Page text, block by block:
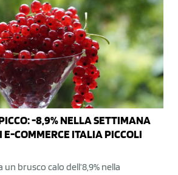
-8,9% NELLA SETTIMANA
COMMERCE ITALIA PICCOLI
brusco calo dell’8,9% nella